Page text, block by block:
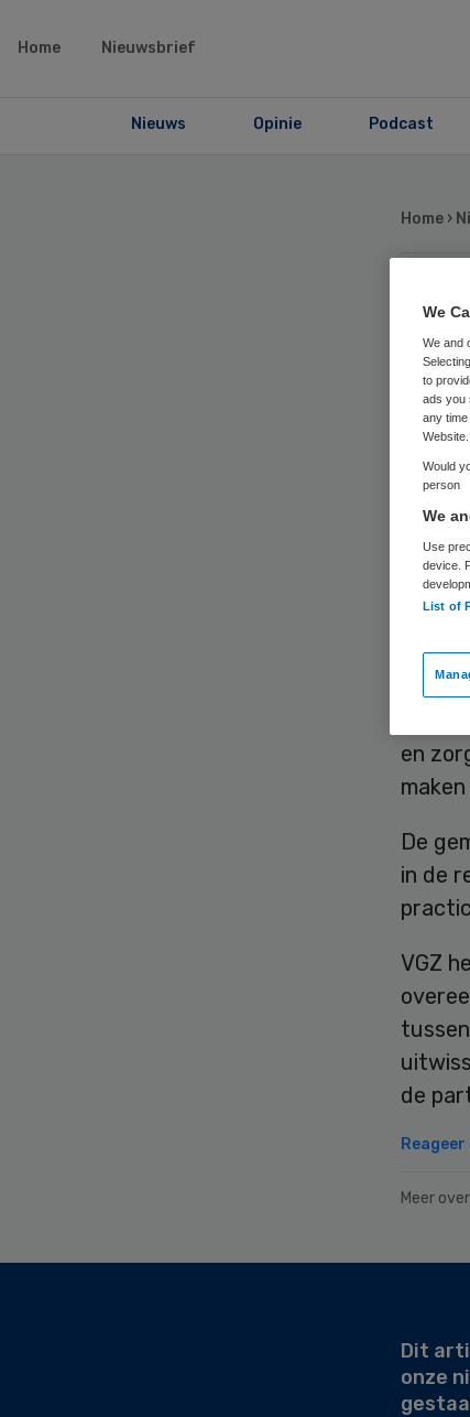
Home Nieuwsbrief
Nieuws Opinie Podcast
Home ›
en
De
in de
VGZ
de
Meer
Dit
onze
We
We and
to
ads you
any
Would
person
We
Use
device.
List of